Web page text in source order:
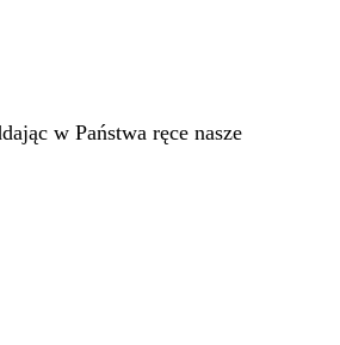
w Państwa ręce nasze